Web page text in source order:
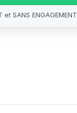
et SANS ENGAGEMENT